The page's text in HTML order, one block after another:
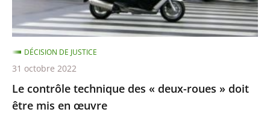
doit
être
mis
en
œuvre
Le contrôle technique des « deux-roues » doit
être mis en œuvre
DÉCISION DE JUSTICE
31 octobre 2022